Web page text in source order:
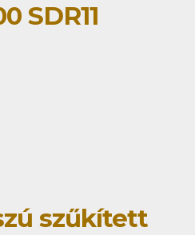
SDR11
szűkített